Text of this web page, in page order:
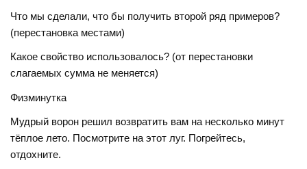
Что мы сделали, что бы получить второй ряд примеров?
(перестановка местами)
Какое свойство использовалось? (от перестановки
слагаемых сумма не меняется)
Физминутка
Мудрый ворон решил возвратить вам на несколько минут
тёплое лето. Посмотрите на этот луг. Погрейтесь,
отдохните.